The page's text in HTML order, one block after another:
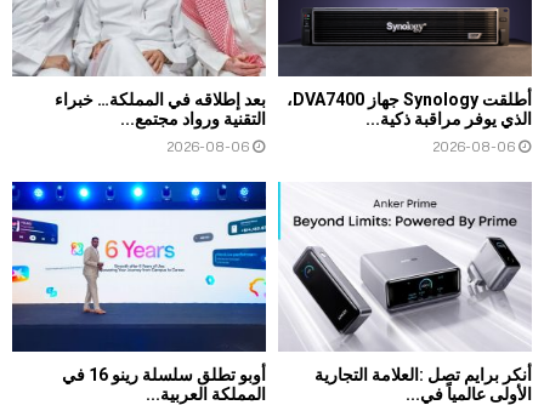
أطلقت Synology جهاز DVA7400،
الذي يوفر مراقبة ذكية...
2026-08-06
بعد إطلاقه في المملكة… خبراء
التقنية ورواد مجتمع...
2026-08-06
أنكر برايم تصل :العلامة التجارية
الأولى عالمياً في...
أوبو تطلق سلسلة رينو 16 في
المملكة العربية...